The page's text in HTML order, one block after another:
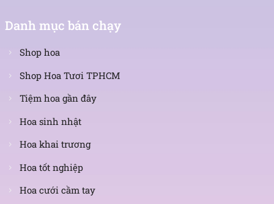
Danh mục bán chạy
Shop hoa
Shop Hoa Tươi TPHCM
Tiệm hoa gần đây
Hoa sinh nhật
Hoa khai trương
Hoa tốt nghiệp
Hoa cưới cầm tay